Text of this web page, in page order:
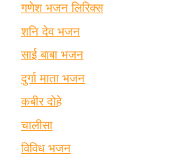
गणेश भजन लिरिक्स
शनि देव भजन
साई बाबा भजन
दुर्गा माता भजन
कबीर दोहे
चालीसा
विविध भजन